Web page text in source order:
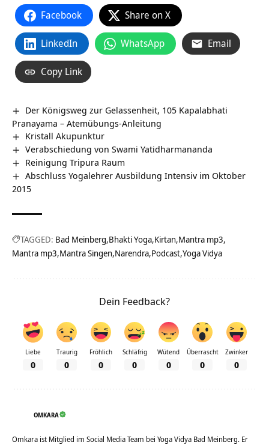
Facebook Share on X
LinkedIn WhatsApp Email
Copy Link
Der Königsweg zur Gelassenheit, 105 Kapalabhati
Pranayama – Atemübungs-Anleitung
Kristall Akupunktur
Verabschiedung von Swami Yatidharmananda
Reinigung Tripura Raum
Abschluss Yogalehrer Ausbildung Intensiv im Oktober
2015
TAGGED: Bad Meinberg Bhakti Yoga Kirtan Mantra mp3
Mantra mp3 Mantra Singen Narendra Podcast Yoga Vidya
Dein Feedback?
Liebe
0
Traurig
0
Fröhlich
0
Schläfrig
0
Wütend
0
Überrascht
0
Zwinker
0
OMKARA
Omkara ist Mitglied im Social Media Team bei Yoga Vidya Bad Meinberg. Er